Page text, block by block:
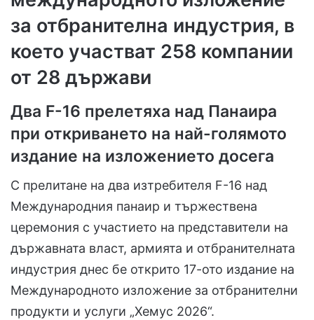
за отбранителна индустрия, в
което участват 258 компании
от 28 държави
Два F-16 прелетяха над Панаира
при откриването на най-голямото
издание на изложението досега
С прелитане на два изтребителя F-16 над
Международния панаир и тържествена
церемония с участието на представители на
държавната власт, армията и отбранителната
индустрия днес бе открито 17-ото издание на
Международното изложение за отбранителни
продукти и услуги „Хемус 2026“.